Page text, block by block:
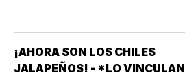
¡AHORA SON LOS CHILES
JALAPEÑOS! - *LO VINCULAN